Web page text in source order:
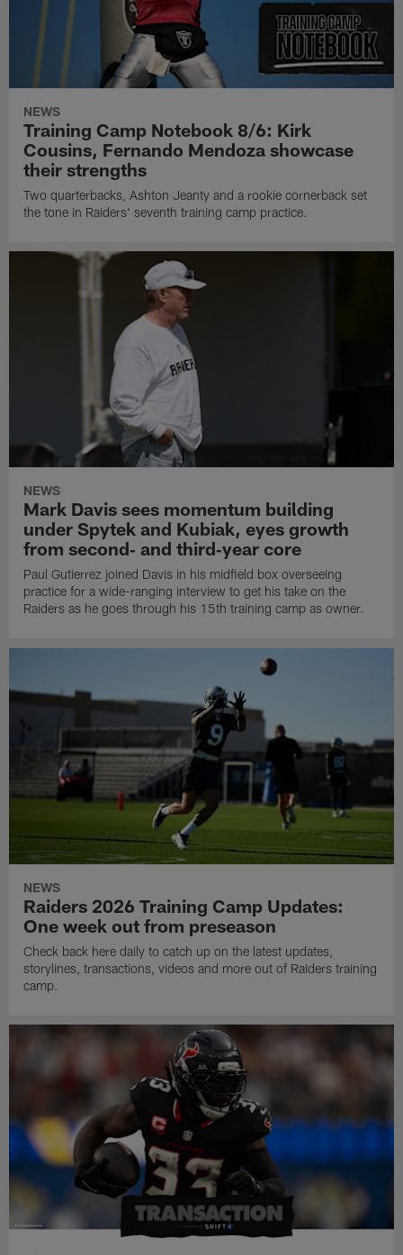
NEWS
Training Camp Notebook 8/6: Kirk
Cousins, Fernando Mendoza showcase
their strengths
Two quarterbacks, Ashton Jeanty and a rookie cornerback set
the tone in Raiders' seventh training camp practice.
NEWS
Mark Davis sees momentum building
under Spytek and Kubiak, eyes growth
from second‑ and third‑year core
Paul Gutierrez joined Davis in his midfield box overseeing
practice for a wide-ranging interview to get his take on the
Raiders as he goes through his 15th training camp as owner.
NEWS
Raiders 2026 Training Camp Updates:
One week out from preseason
Check back here daily to catch up on the latest updates,
storylines, transactions, videos and more out of Raiders training
camp.